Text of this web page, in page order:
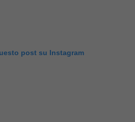
post su Instagram